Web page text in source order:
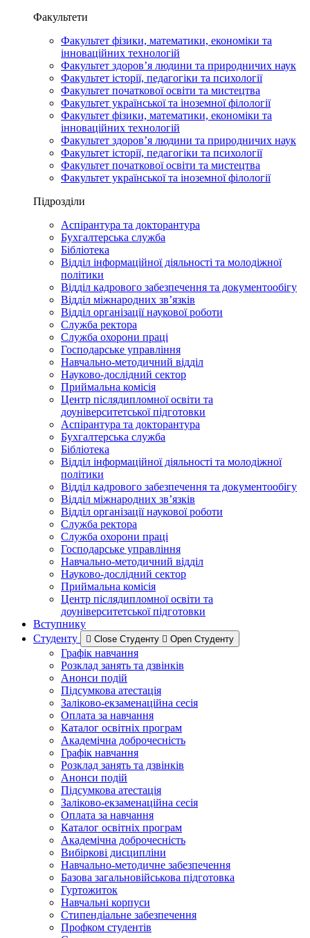
Факультети
Факультет фізики, математики, економіки та
інноваційних технологій
Факультет здоров’я людини та природничих наук
Факультет історії, педагогіки та психології
Факультет початкової освіти та мистецтва
Факультет української та іноземної філології
Факультет фізики, математики, економіки та
інноваційних технологій
Факультет здоров’я людини та природничих наук
Факультет історії, педагогіки та психології
Факультет початкової освіти та мистецтва
Факультет української та іноземної філології
Підрозділи
Аспірантура та докторантура
Бухгалтерська служба
Бібліотека
Відділ інформаційної діяльності та молодіжної
політики
Відділ кадрового забезпечення та документообігу
Відділ міжнародних зв’язків
Відділ організації наукової роботи
Служба ректора
Служба охорони праці
Господарське управління
Навчально-методичний відділ
Науково-дослідний сектор
Приймальна комісія
Центр післядипломної освіти та
доуніверситетської підготовки
Аспірантура та докторантура
Бухгалтерська служба
Бібліотека
Відділ інформаційної діяльності та молодіжної
політики
Відділ кадрового забезпечення та документообігу
Відділ міжнародних зв’язків
Відділ організації наукової роботи
Служба ректора
Служба охорони праці
Господарське управління
Навчально-методичний відділ
Науково-дослідний сектор
Приймальна комісія
Центр післядипломної освіти та
доуніверситетської підготовки
Вступнику
Студенту
Close Студенту Open Студенту
Графік навчання
Розклад занять та дзвінків
Анонси подій
Підсумкова атестація
Заліково-екзаменаційна сесія
Оплата за навчання
Каталог освітніх програм
Академічна доброчесність
Графік навчання
Розклад занять та дзвінків
Анонси подій
Підсумкова атестація
Заліково-екзаменаційна сесія
Оплата за навчання
Каталог освітніх програм
Академічна доброчесність
Вибіркові дисципліни
Навчально-методичне забезпечення
Базова загальновійськова підготовка
Гуртожиток
Навчальні корпуси
Стипендіальне забезпечення
Профком студентів